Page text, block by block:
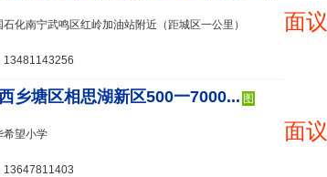
面议
化南宁武鸣区红岭加油站附近（距城区一公里）
13481143256
乡塘区相思湖新区500一7000... 图
面议
希望小学
13647811403